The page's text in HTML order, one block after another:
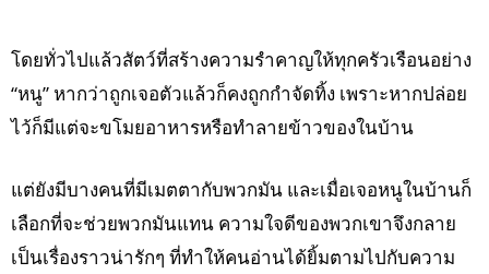
โดยทั่วไปแล้วสัตว์ที่สร้างความรำคาญให้ทุกครัวเรือนอย่าง
“หนู” หากว่าถูกเจอตัวแล้วก็คงถูกกำจัดทิ้ง เพราะหากปล่อย
ไว้ก็มีแต่จะขโมยอาหารหรือทำลายข้าวของในบ้าน
แต่ยังมีบางคนที่มีเมตตากับพวกมัน และเมื่อเจอหนูในบ้านก็
เลือกที่จะช่วยพวกมันแทน ความใจดีของพวกเขาจึงกลาย
เป็นเรื่องราวน่ารักๆ ที่ทำให้คนอ่านได้ยิ้มตามไปกับความ